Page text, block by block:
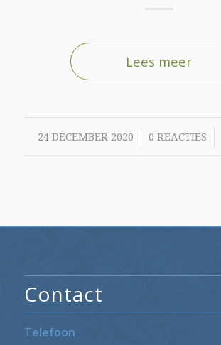
Lees meer
24 DECEMBER 2020
/ 0 REACTIES
/
Contact
Telefoon